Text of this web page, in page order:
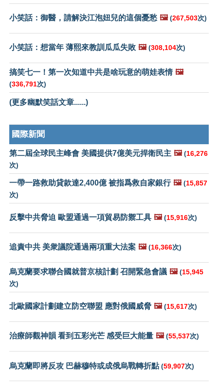
小笑話：御醫，請解決江泡妞兒的這個憂愁 🖼️ (267,503次)
小笑話：想當年 薄熙來教訓瓜瓜失敗 🖼️ (308,104次)
搞笑七一！第一次知道中共是啥玩意的萌娃表情 🖼️
(336,791次)
(更多幽默笑話文章......)
國際新聞
第二屆全球民主峰會 美國提供7億美元捍衛民主 🖼️ (16,276
次)
一帶一路救助貸款達2,400億 被指爲救自家銀行 🖼️ (15,857
次)
反擊中共脅迫 歐盟通過一項貿易防禦工具 🖼️ (15,916次)
追責中共 美衆議院通過兩項重大法案 🖼️ (16,366次)
烏克蘭要求聯合國就普京核計劃 召開緊急會議 🖼️ (15,945
次)
北歐國家計劃建立防空聯盟 應對俄國威脅 🖼️ (15,617次)
治療師觀神韻 看到五彩光芒 感受巨大能量 🖼️ (55,537次)
烏克蘭即將反攻 巴赫穆特或成俄烏戰轉折點(59,907次)